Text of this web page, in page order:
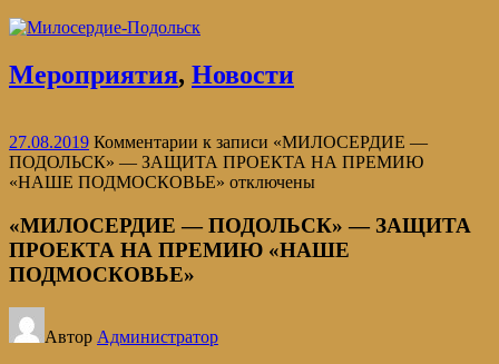
Мероприятия, Новости
27.08.2019 Комментарии к записи «МИЛОСЕРДИЕ —
ПОДОЛЬСК» — ЗАЩИТА ПРОЕКТА НА ПРЕМИЮ
«НАШЕ ПОДМОСКОВЬЕ» отключены
«МИЛОСЕРДИЕ — ПОДОЛЬСК» — ЗАЩИТА
ПРОЕКТА НА ПРЕМИЮ «НАШЕ
ПОДМОСКОВЬЕ»
Автор Администратор